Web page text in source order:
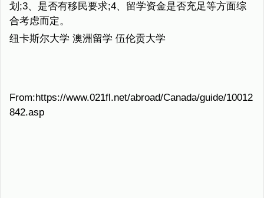
划;3、是否有移民要求;4、留学资金是否充足等方面综
合考虑而定。
纽卡斯尔大学 澳洲留学 伍伦贡大学
From:https://www.021fl.net/abroad/Canada/guide/10012
842.asp